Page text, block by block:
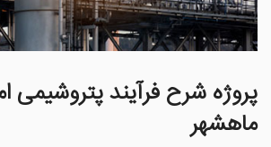
پروژه شرح فرآیند پتروشیمی
ماهشهر